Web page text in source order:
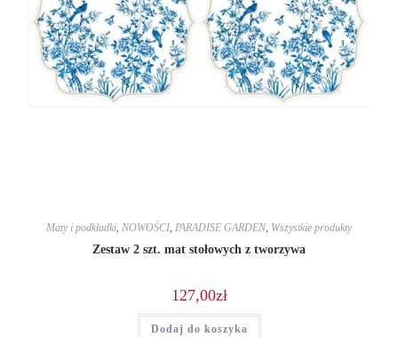
Maty i podkładki, NOWOŚCI, PARADISE GARDEN, Wszystkie produkty
Zestaw 2 szt. mat stołowych z tworzywa
127,00zł
Dodaj do koszyka